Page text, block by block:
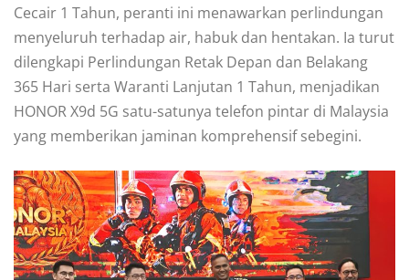
Cecair 1 Tahun, peranti ini menawarkan perlindungan
menyeluruh terhadap air, habuk dan hentakan. Ia turut
dilengkapi Perlindungan Retak Depan dan Belakang
365 Hari serta Waranti Lanjutan 1 Tahun, menjadikan
HONOR X9d 5G satu-satunya telefon pintar di Malaysia
yang memberikan jaminan komprehensif sebegini.